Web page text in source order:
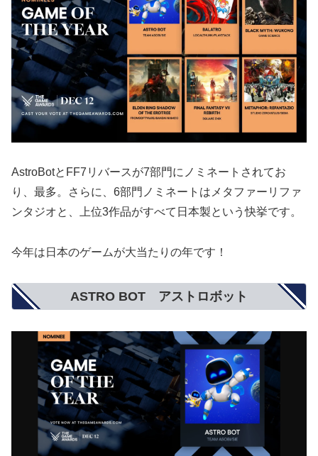
AstroBotとFF7リバースが7部門にノミネートされてお
り、最多。さらに、6部門ノミネートはメタファーリファ
ンタジオと、上位3作品がすべて日本製という快挙です。
今年は日本のゲームが大当たりの年です！
ASTRO BOT アストロボット